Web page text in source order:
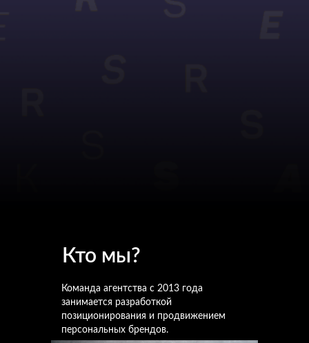
Кто мы?
Команда агентства с 2013 года
занимается разработкой
позиционирования и продвижением
персональных брендов.